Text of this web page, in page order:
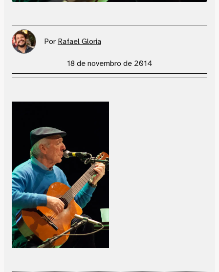
Por Rafael Gloria
18 de novembro de 2014